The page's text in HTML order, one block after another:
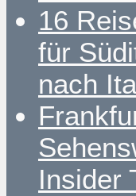
16
für
nach
Insider